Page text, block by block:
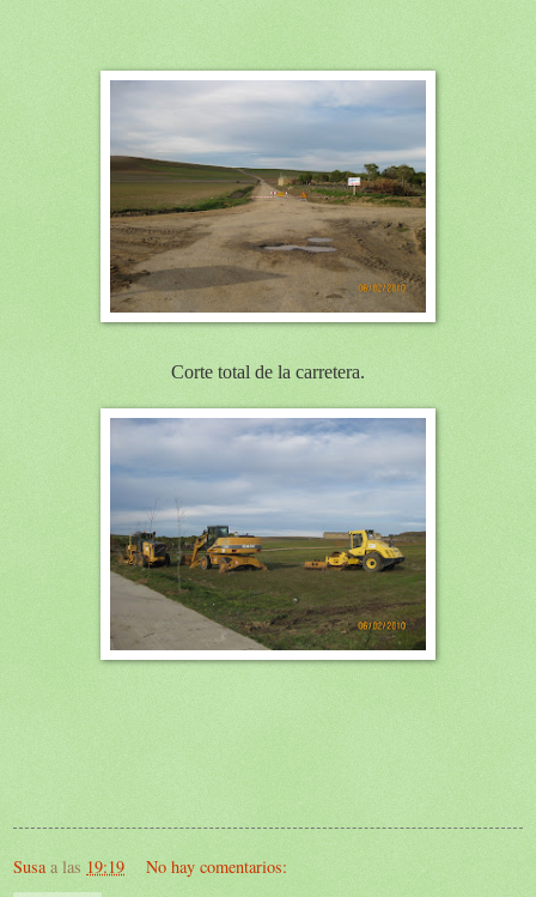
Corte total de la carretera.
Susa a las 19:19 No hay comentarios: